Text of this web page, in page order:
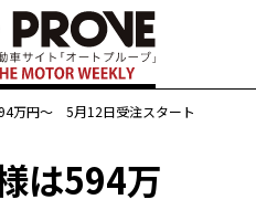
万円〜 5月12日受注スタート
は594万